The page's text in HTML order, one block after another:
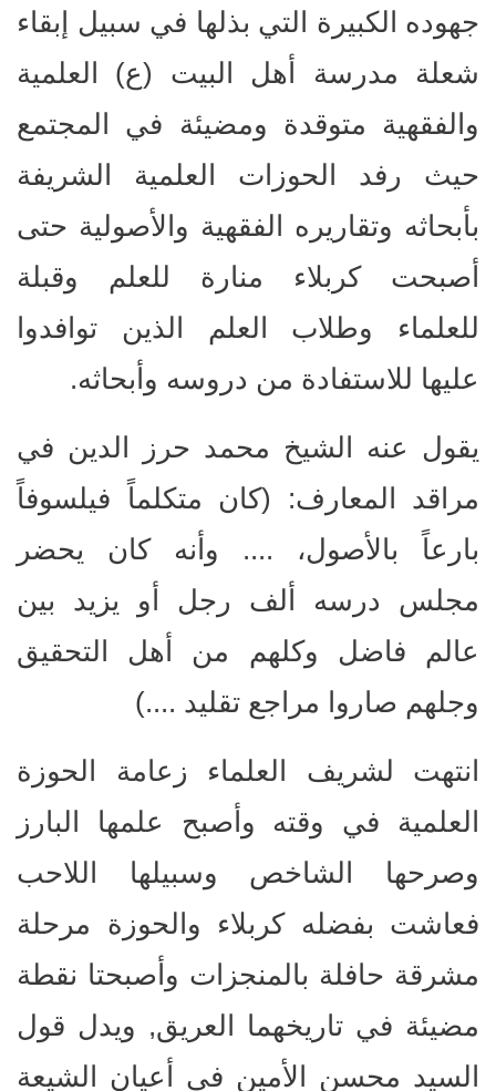
جهوده الكبيرة التي بذلها في سبيل إبقاء
شعلة مدرسة أهل البيت (ع) العلمية
والفقهية متوقدة ومضيئة في المجتمع
حيث رفد الحوزات العلمية الشريفة
بأبحاثه وتقاريره الفقهية والأصولية حتى
أصبحت كربلاء منارة للعلم وقبلة
للعلماء وطلاب العلم الذين توافدوا
عليها للاستفادة من دروسه وأبحاثه.
يقول عنه الشيخ محمد حرز الدين في
مراقد المعارف: (كان متكلماً فيلسوفاً
بارعاً بالأصول، .... وأنه كان يحضر
مجلس درسه ألف رجل أو يزيد بين
عالم فاضل وكلهم من أهل التحقيق
وجلهم صاروا مراجع تقليد ....)
انتهت لشريف العلماء زعامة الحوزة
العلمية في وقته وأصبح علمها البارز
وصرحها الشاخص وسبيلها اللاحب
فعاشت بفضله كربلاء والحوزة مرحلة
مشرقة حافلة بالمنجزات وأصبحتا نقطة
مضيئة في تاريخهما العريق, ويدل قول
السيد محسن الأمين في أعيان الشيعة